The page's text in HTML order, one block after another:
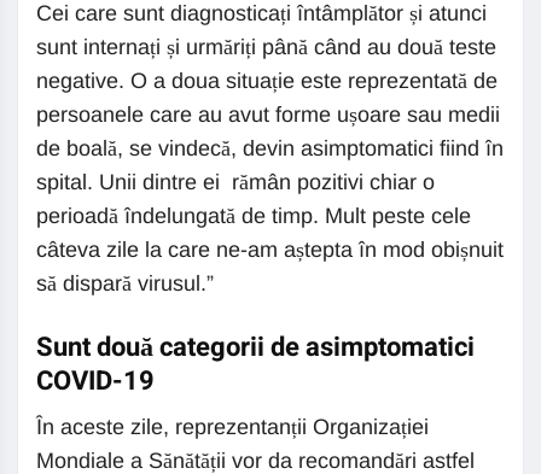
Cei care sunt diagnosticați întâmplător și atunci
sunt internați și urmăriți până când au două teste
negative. O a doua situație este reprezentată de
persoanele care au avut forme ușoare sau medii
de boală, se vindecă, devin asimptomatici fiind în
spital. Unii dintre ei rămân pozitivi chiar o
perioadă îndelungată de timp. Mult peste cele
câteva zile la care ne-am aștepta în mod obișnuit
să dispară virusul.”
Sunt două categorii de asimptomatici
COVID-19
În aceste zile, reprezentanții Organizației
Mondiale a Sănătății vor da recomandări astfel